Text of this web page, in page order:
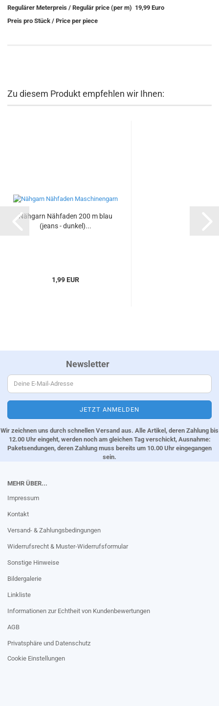
Regulärer Meterpreis / Regulär price (per m) 19,99 Euro
Preis pro Stück / Price per piece
Zu diesem Produkt empfehlen wir Ihnen:
Nähgarn Nähfaden 200 m blau
(jeans - dunkel)...
1,99 EUR
Newsletter
Wir zeichnen uns durch schnellen Versand aus. Alle Artikel, deren Zahlung bis
12.00 Uhr eingeht, werden noch am gleichen Tag verschickt, Ausnahme:
Paketsendungen, deren Zahlung muss bereits um 10.00 Uhr eingegangen
sein.
MEHR ÜBER...
Impressum
Kontakt
Versand- & Zahlungsbedingungen
Widerrufsrecht & Muster-Widerrufsformular
Sonstige Hinweise
Bildergalerie
Linkliste
Informationen zur Echtheit von Kundenbewertungen
AGB
Privatsphäre und Datenschutz
Cookie Einstellungen